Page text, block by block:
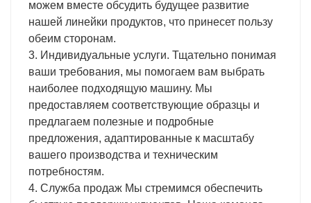
можем вместе обсудить будущее развитие
нашей линейки продуктов, что принесет пользу
обеим сторонам.
3. Индивидуальные услуги. Тщательно понимая
ваши требования, мы помогаем вам выбрать
наиболее подходящую машину. Мы
предоставляем соответствующие образцы и
предлагаем полезные и подробные
предложения, адаптированные к масштабу
вашего производства и техническим
потребностям.
4. Служба продаж Мы стремимся обеспечить